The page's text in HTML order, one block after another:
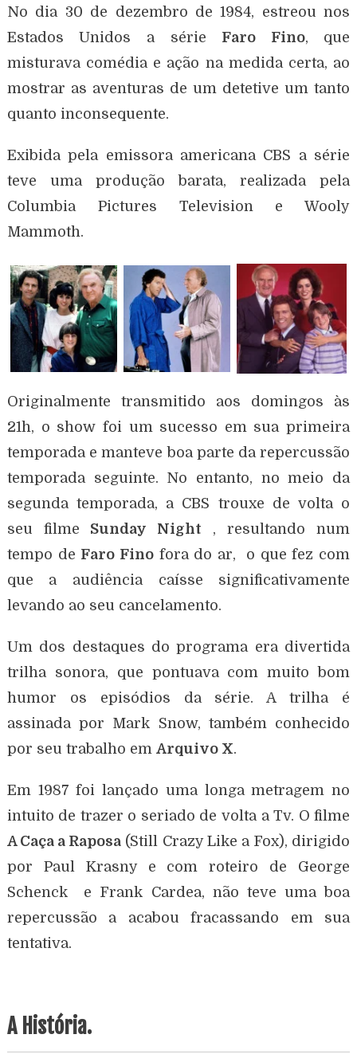
No dia 30 de dezembro de 1984, estreou nos
Estados Unidos a série Faro Fino, que
misturava comédia e ação na medida certa, ao
mostrar as aventuras de um detetive um tanto
quanto inconsequente.
Exibida pela emissora americana CBS a série
teve uma produção barata, realizada pela
Columbia Pictures Television e Wooly
Mammoth.
Originalmente transmitido aos domingos às
21h, o show foi um sucesso em sua primeira
temporada e manteve boa parte da repercussão
temporada seguinte. No entanto, no meio da
segunda temporada, a CBS trouxe de volta o
seu filme Sunday Night , resultando num
tempo de Faro Finofora do ar, o que fez com
que a audiência caísse significativamente
levando ao seu cancelamento.
Um dos destaques do programa era divertida
trilha sonora, que pontuava com muito bom
humor os episódios da série. A trilha é
assinada por Mark Snow, também conhecido
por seu trabalho em Arquivo X.
Em 1987 foi lançado uma longa metragem no
intuito de trazer o seriado de volta a Tv. O filme
A Caça a Raposa (Still Crazy Like a Fox), dirigido
por Paul Krasny e com roteiro de George
Schenck e Frank Cardea, não teve uma boa
repercussão a acabou fracassando em sua
tentativa.
A História.